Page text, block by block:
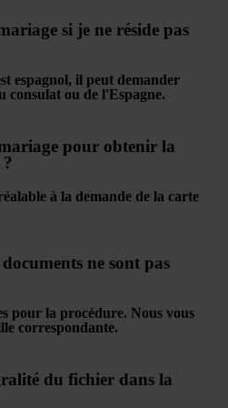
si je ne réside pas
espagnol, il peut demander
consulat ou de l'Espagne.
pour obtenir la
à la demande de la carte
ne sont pas
pour la procédure. Nous vous
correspondante.
du fichier dans la